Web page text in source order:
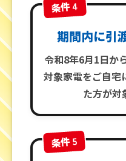
条件 4
期間内に引
令和8年6月1日か
対象家電をご自宅
た方が対
条件 5